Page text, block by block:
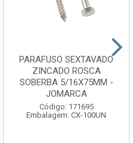
PARAFUSO SEXTAVADO
ZINCADO ROSCA
SOBERBA 5/16X75MM -
JOMARCA
Código: 171695
Embalagem: CX-100UN